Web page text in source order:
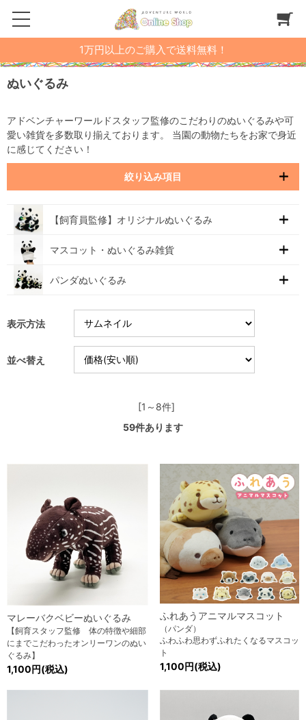
1万円以上のご購入で送料無料！
ぬいぐるみ
アドベンチャーワールドスタッフ監修のこだわりのぬいぐるみや可
愛い雑貨を多数取り揃えております。 当園の動物たちをお家で身近
に感じてください！
絞り込み項目
【飼育員監修】オリジナルぬいぐるみ
マスコット・ぬいぐるみ雑貨
パンダぬいぐるみ
表示方法
並べ替え
[1～8件]
59件あります
マレーバクベビーぬいぐるみ
【飼育スタッフ監修 体の特徴や細部
にまでこだわったオンリーワンのぬい
ぐるみ】
1,100円(税込)
ふれあうアニマルマスコット
（パンダ）
ふわふわ思わずふれたくなるマスコッ
ト
1,100円(税込)